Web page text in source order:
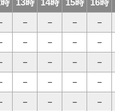
13時 14時 15時 16時
－ － － －
－ － － －
－ － － －
－ － － －
－ － － －